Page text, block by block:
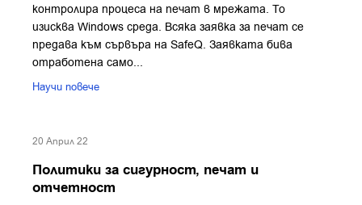
контролира процеса на печат в мрежата. То
изисква Windows среда. Всяка заявка за печат се
предава към сървъра на SafeQ. Заявката бива
отработена само...
Научи повече
20 Април 22
Политики за сигурност, печат и
отчетност